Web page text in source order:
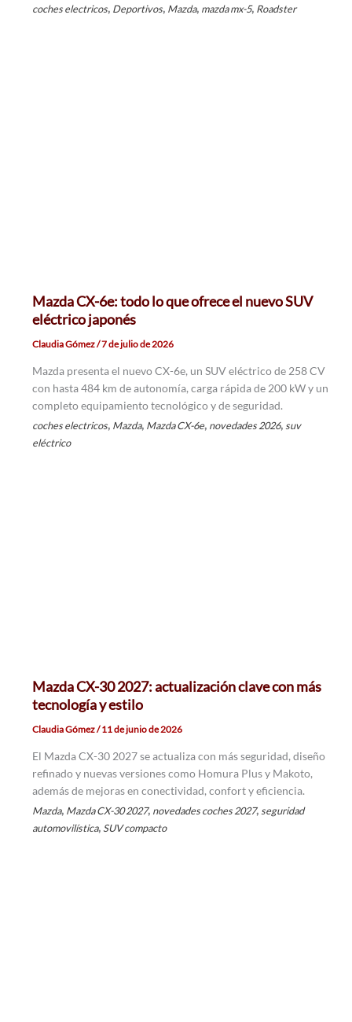
coches electricos, Deportivos, Mazda, mazda mx-5, Roadster
Mazda CX-6e: todo lo que ofrece el nuevo SUV
eléctrico japonés
Claudia Gómez/7 de julio de 2026
Mazda presenta el nuevo CX-6e, un SUV eléctrico de 258 CV
con hasta 484 km de autonomía, carga rápida de 200 kW y un
completo equipamiento tecnológico y de seguridad.
coches electricos, Mazda, Mazda CX-6e, novedades 2026, suv
eléctrico
Mazda CX-30 2027: actualización clave con más
tecnología y estilo
Claudia Gómez/11 de junio de 2026
El Mazda CX-30 2027 se actualiza con más seguridad, diseño
refinado y nuevas versiones como Homura Plus y Makoto,
además de mejoras en conectividad, confort y eficiencia.
Mazda, Mazda CX-30 2027, novedades coches 2027, seguridad
automovilística, SUV compacto